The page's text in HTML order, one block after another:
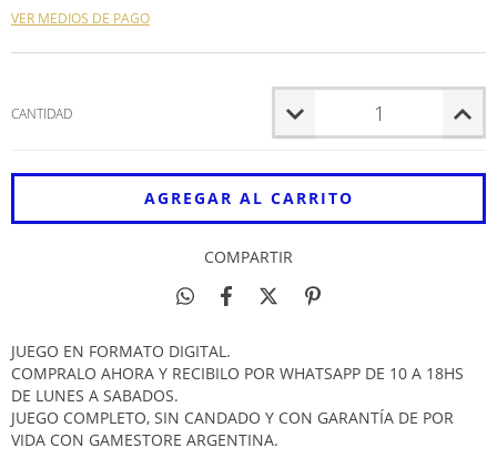
VER MEDIOS DE PAGO
CANTIDAD
COMPARTIR
JUEGO EN FORMATO DIGITAL.
COMPRALO AHORA Y RECIBILO POR WHATSAPP DE 10 A 18HS
DE LUNES A SABADOS.
JUEGO COMPLETO, SIN CANDADO Y CON GARANTÍA DE POR
VIDA CON GAMESTORE ARGENTINA.